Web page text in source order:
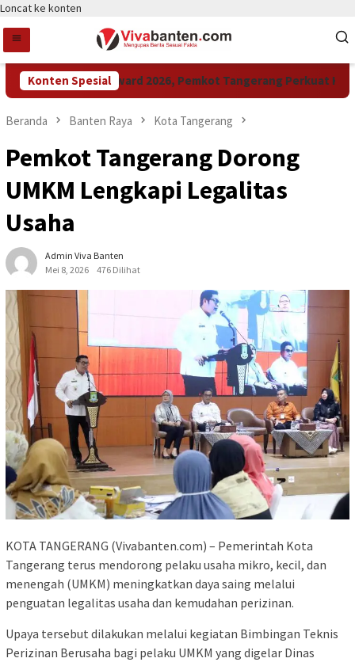
Loncat ke konten
Konten Spesial
Raih LPM Award 2026, Pemkot Tangerang Perkuat
Beranda Banten Raya Kota Tangerang
Pemkot Tangerang Dorong
UMKM Lengkapi Legalitas
Usaha
Admin Viva Banten
Mei 8, 2026
476 Dilihat
KOTA TANGERANG (Vivabanten.com) – Pemerintah Kota
Tangerang terus mendorong pelaku usaha mikro, kecil, dan
menengah (UMKM) meningkatkan daya saing melalui
penguatan legalitas usaha dan kemudahan perizinan.
Upaya tersebut dilakukan melalui kegiatan Bimbingan Teknis
Perizinan Berusaha bagi pelaku UMKM yang digelar Dinas